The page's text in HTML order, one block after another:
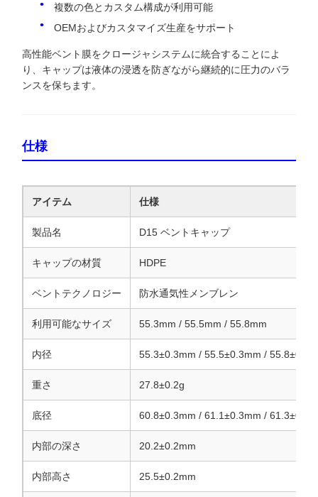
複数の色とカスタム構成が利用可能
OEMおよびカスタマイズ生産をサポート
高性能ベント膜をクロージャシステムに統合することによ
り、キャップは液体の浸透を防ぎながら継続的に圧力のバラ
ンスを保ちます。
仕様
アイテム 仕様
製品名 D15 ベントキャップ
キャップの材質 HDPE
ベントテクノロジー 防水通気性メンブレン
利用可能なサイズ 55.3mm / 55.5mm / 55.8mm
内径 55.3±0.3mm / 55.5±0.3mm /
重さ 27.8±0.2g
底径 60.8±0.3mm / 61.1±0.3mm /
内部の深さ 20.2±0.2mm
内部高さ 25.5±0.2mm